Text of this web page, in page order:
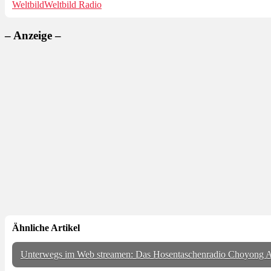
WeltbildWeltbild Radio
– Anzeige –
Ähnliche Artikel
Unterwegs im Web streamen: Das Hosentaschenradio Choyong